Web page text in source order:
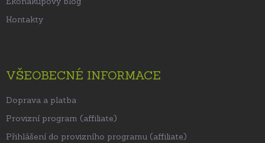
Kontakty
VŠEOBECNÉ INFORMACE
Doprava a platba
Provizní program (affiliate)
Přihlášení do provizního programu (affiliate)